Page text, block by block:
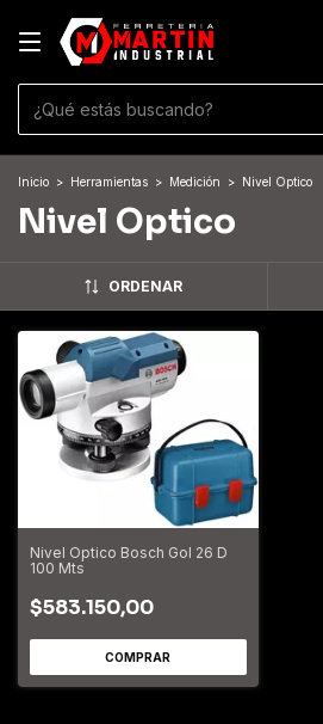
Inicio > Herramientas > Medición > Nivel Optico
Nivel Optico
ORDENAR
Nivel Optico Bosch Gol 26 D
100 Mts
$583.150,00